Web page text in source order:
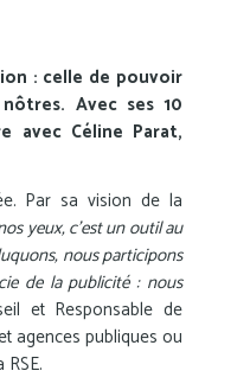
: celle de pouvoir
Avec ses 10
avec Céline Parat,
Par sa vision de la
yeux, c’est un outil au
nous participons
de la publicité : nous
et Responsable de
agences publiques ou